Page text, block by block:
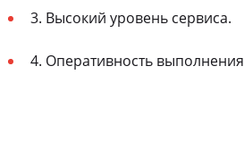
3. Высокий уровень сервиса.
4. Оперативность выполнения